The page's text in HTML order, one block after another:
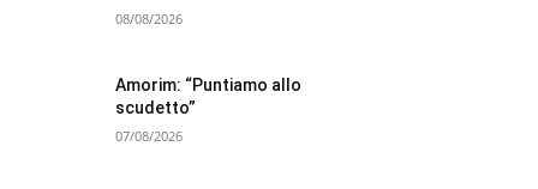
08/08/2026
Amorim: “Puntiamo allo
scudetto”
07/08/2026